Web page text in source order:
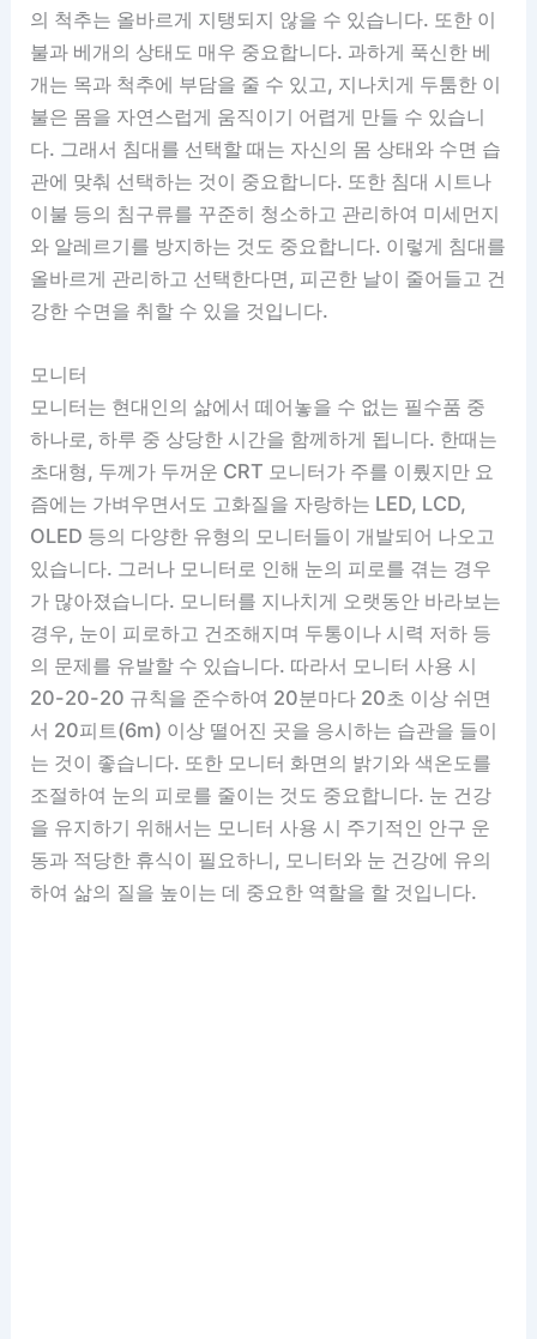
의 척추는 올바르게 지탱되지 않을 수 있습니다. 또한 이
불과 베개의 상태도 매우 중요합니다. 과하게 푹신한 베
개는 목과 척추에 부담을 줄 수 있고, 지나치게 두툼한 이
불은 몸을 자연스럽게 움직이기 어렵게 만들 수 있습니
다. 그래서 침대를 선택할 때는 자신의 몸 상태와 수면 습
관에 맞춰 선택하는 것이 중요합니다. 또한 침대 시트나
이불 등의 침구류를 꾸준히 청소하고 관리하여 미세먼지
와 알레르기를 방지하는 것도 중요합니다. 이렇게 침대를
올바르게 관리하고 선택한다면, 피곤한 날이 줄어들고 건
강한 수면을 취할 수 있을 것입니다.
모니터
모니터는 현대인의 삶에서 떼어놓을 수 없는 필수품 중
하나로, 하루 중 상당한 시간을 함께하게 됩니다. 한때는
초대형, 두께가 두꺼운 CRT 모니터가 주를 이뤘지만 요
즘에는 가벼우면서도 고화질을 자랑하는 LED, LCD,
OLED 등의 다양한 유형의 모니터들이 개발되어 나오고
있습니다. 그러나 모니터로 인해 눈의 피로를 겪는 경우
가 많아졌습니다. 모니터를 지나치게 오랫동안 바라보는
경우, 눈이 피로하고 건조해지며 두통이나 시력 저하 등
의 문제를 유발할 수 있습니다. 따라서 모니터 사용 시
20-20-20 규칙을 준수하여 20분마다 20초 이상 쉬면
서 20피트(6m) 이상 떨어진 곳을 응시하는 습관을 들이
는 것이 좋습니다. 또한 모니터 화면의 밝기와 색온도를
조절하여 눈의 피로를 줄이는 것도 중요합니다. 눈 건강
을 유지하기 위해서는 모니터 사용 시 주기적인 안구 운
동과 적당한 휴식이 필요하니, 모니터와 눈 건강에 유의
하여 삶의 질을 높이는 데 중요한 역할을 할 것입니다.